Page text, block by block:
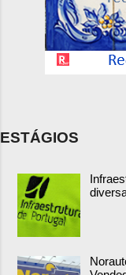
ESTÁGIOS